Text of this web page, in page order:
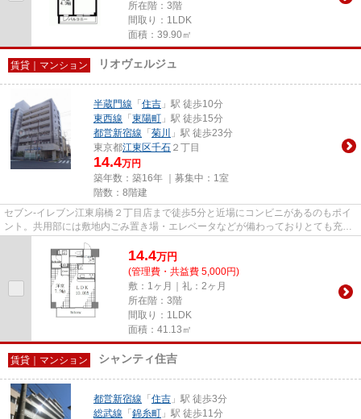
所在階：3階
間取り：1LDK
面積：39.90㎡
賃貸｜マンション リオヴェルジュ
半蔵門線 「 住吉 」駅 徒歩10分
東西線 「 東陽町 」駅 徒歩15分
都営新宿線 「 菊川
」駅 徒歩23分
東京都江東区千石 ２丁目
14.4万円
築年数：築16年 ｜募集中： 1室
階数：8階建
セブン-イレブン江東扇橋２丁目店まで徒歩5分と近場にコンビニがあるのもポイ
ント。共用部には敷地内ごみ置き場・エレベータなどが備わっておりとても充実
しています。こちらはマンシ...
14.4万円
(管理費・共益費 5,000円)
敷：1ヶ月｜礼：2ヶ月
所在階：3階
間取り：1LDK
面積：41.13㎡
賃貸｜マンション シャンティ住吉
都営新宿線 「 住吉 」駅 徒歩3分
総武線 「 錦糸町 」駅 徒歩11分